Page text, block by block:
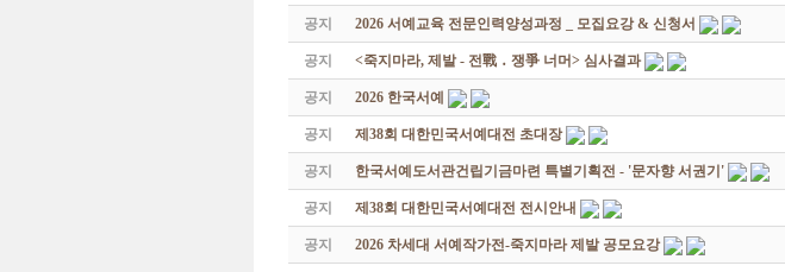
공지 2026 서예교육 전문인력양성과정 _ 모집요강 & 신청서
공지 <죽지마라, 제발 - 전戰 ․ 쟁爭 너머> 심사결과
공지 2026 한국서예
공지 제38회 대한민국서예대전 초대장
공지 한국서예도서관건립기금마련 특별기획전 - '문자향 서권기'
공지 제38회 대한민국서예대전 전시안내
공지 2026 차세대 서예작가전-죽지마라 제발 공모요강